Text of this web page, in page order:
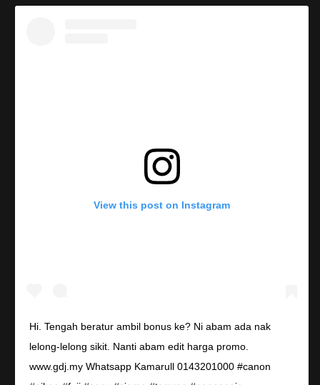
View this post on Instagram
Hi. Tengah beratur ambil bonus ke? Ni abam ada nak
lelong-lelong sikit. Nanti abam edit harga promo.
www.gdj.my Whatsapp Kamarull 0143201000 #canon